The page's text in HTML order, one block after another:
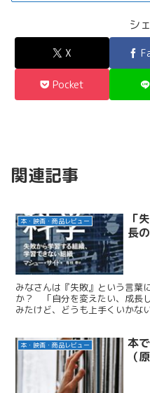
シ
X
Pocket
関連記事
本・映画・商品レビュー
「
長
みなさんは『失敗』という言葉
か？ 「自分を変えたい、成長
みたけど、どうも上手くいかな
本・映画・商品レビュー
本
（